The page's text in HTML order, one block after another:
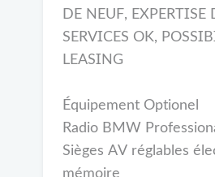
DE NEUF, EXPERTISE
SERVICES OK,
LEASING
Équipement Optionel
Radio BMW
Sièges AV réglables
mémoire